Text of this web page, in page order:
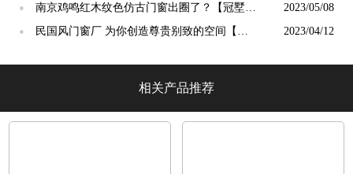
【冠墅阳光】
●
南京鸡鸣红木纹色仿古门窗出圈了？【冠墅阳
光】
2023/05/08
●
民国风门窗厂 为你创造尊贵别致的空间【冠
2023/04/12
相关产品推荐